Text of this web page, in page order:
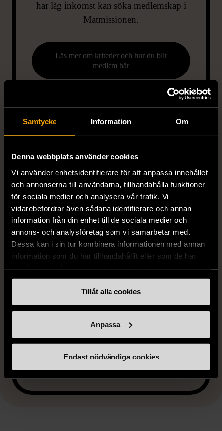
Samtycke Information Om
Denna webbplats använder cookies
Vi använder enhetsidentifierare för att anpassa innehållet
och annonserna till användarna, tillhandahålla funktioner
för sociala medier och analysera vår trafik. Vi
vidarebefordrar även sådana identifierare och annan
information från din enhet till de sociala medier och
annons- och analysföretag som vi samarbetar med.
Dessa kan i sin tur kombinera informationen med annan
information som du har tillhandahållit eller som de har
Tillåt alla cookies
Anpassa
Endast nödvändiga cookies
har låg inkomst kan söka medlemskap i
Matmissionen.
Läs mer om kriterier och hur du blir
medlem här
VÄLKOMMEN
OCH ÄT HOS OSS